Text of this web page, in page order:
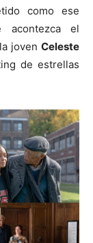
como ese
acontezca el
joven Celeste
de estrellas